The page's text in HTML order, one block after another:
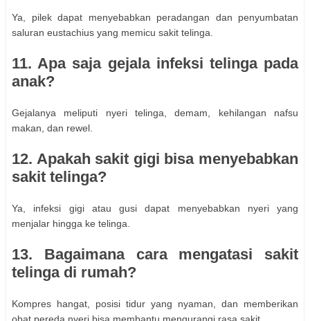
Ya, pilek dapat menyebabkan peradangan dan penyumbatan
saluran eustachius yang memicu sakit telinga.
11. Apa saja gejala infeksi telinga pada
anak?
Gejalanya meliputi nyeri telinga, demam, kehilangan nafsu
makan, dan rewel.
12. Apakah sakit gigi bisa menyebabkan
sakit telinga?
Ya, infeksi gigi atau gusi dapat menyebabkan nyeri yang
menjalar hingga ke telinga.
13. Bagaimana cara mengatasi sakit
telinga di rumah?
Kompres hangat, posisi tidur yang nyaman, dan memberikan